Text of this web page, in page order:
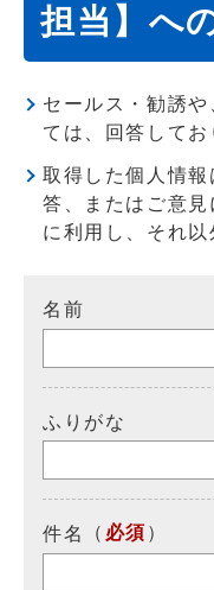
担当】へ
セールス・勧誘
ては、回答してお
取得した個人情報
答、またはご意
に利用し、それ以
名前
ふりがな
件名 （ 必須 ）